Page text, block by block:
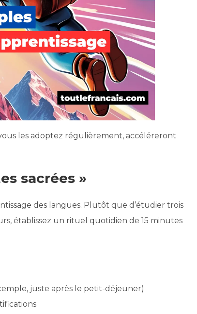
les adoptez régulièrement, accéléreront
sacrées »
des langues. Plutôt que d’étudier trois
établissez un rituel quotidien de 15 minutes
juste après le petit-déjeuner)